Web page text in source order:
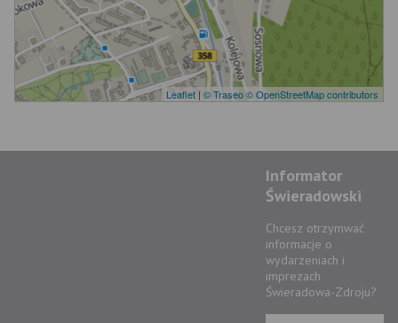
Leaflet | © Traseo© OpenStreetMap contributors
Informator
Świeradowski
Chcesz otrzymwać
informacje o
wydarzeniach i
imprezach
Świeradowa-Zdroju?